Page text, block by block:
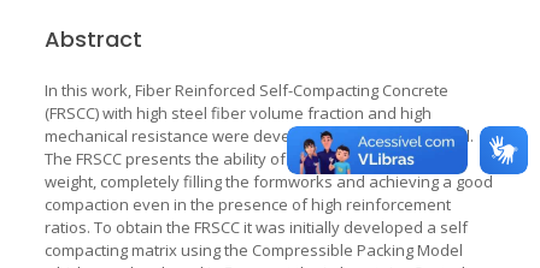
Abstract
In this work, Fiber Reinforced Self-Compacting Concrete
(FRSCC) with high steel fiber volume fraction and high
mechanical resistance were developed and characterized.
The FRSCC presents the ability of flowing under its own
weight, completely filling the formworks and achieving a good
compaction even in the presence of high reinforcement
ratios. To obtain the FRSCC it was initially developed a self
compacting matrix using the Compressible Packing Model